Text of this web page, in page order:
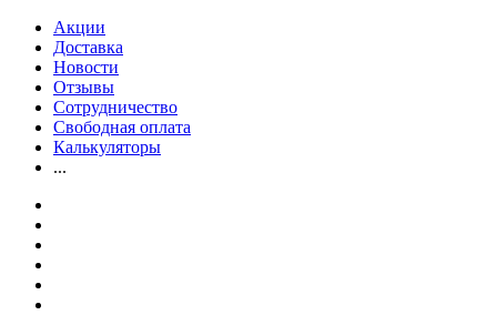
Акции
Доставка
Новости
Отзывы
Сотрудничество
Свободная оплата
Калькуляторы
...